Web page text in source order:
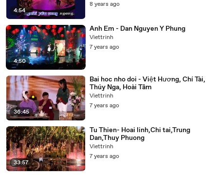
4:54
8 years ago
4:50
Anh Em - Dan Nguyen Y Phung
Viettrinh
7 years ago
36:45
Bai hoc nho doi - Việt Hương, Chí Tài,
Thúy Nga, Hoài Tâm
Viettrinh
7 years ago
33:57
Tu Thien- Hoai linh,Chi tai,Trung
Dan,Thuy Phuong
Viettrinh
7 years ago